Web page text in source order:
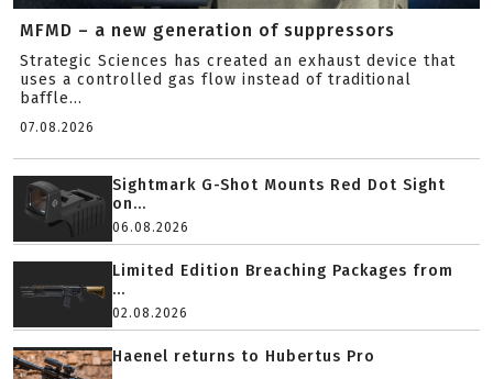
MFMD – a new generation of suppressors
Strategic Sciences has created an exhaust device that
uses a controlled gas flow instead of traditional
baffle...
07.08.2026
Sightmark G-Shot Mounts Red Dot Sight
on...
06.08.2026
Limited Edition Breaching Packages from
...
02.08.2026
Haenel returns to Hubertus Pro